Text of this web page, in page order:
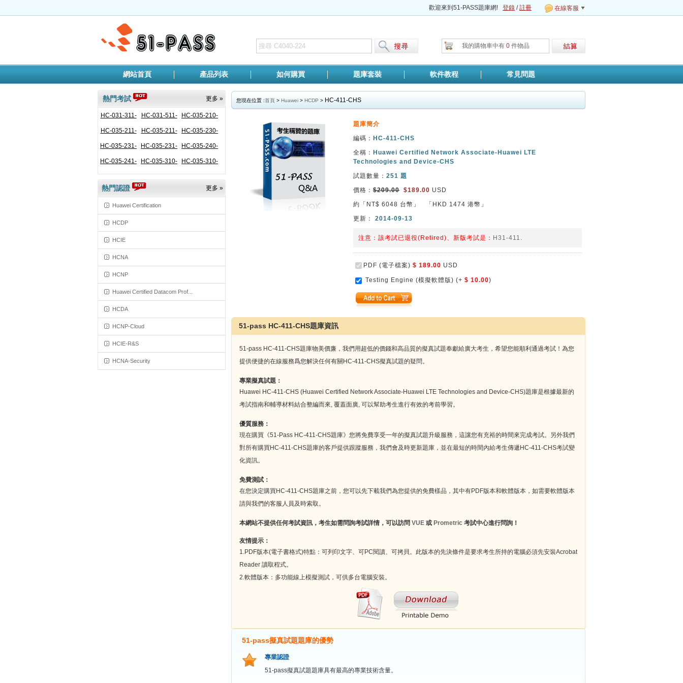
在線客服
歡迎來到51-PASS題庫網! 登錄 /註冊
我的購物車中有 0件物品
網站首頁 產品列表 如何購買 題庫套裝 軟件教程 常見問題
更多 »
熱門考試
HC-031-311-
ENU
HC-031-511-
ENU
HC-035-210-
ENU
HC-035-211-
CHS
HC-035-211-
ENU
HC-035-230-
ENU
HC-035-231-
CHS
HC-035-231-
ENU
HC-035-240-
ENU
HC-035-241-
ENU
HC-035-310-
CHS
HC-035-310-
ENU
更多 »
熱門認證
Huawei Certification
HCDP
HCIE
HCNA
HCNP
Huawei Certified Datacom Prof...
HCDA
HCNP-Cloud
HCIE-R&S
HCNA-Security
您現在位置 :首頁 > Huawei > HCDP > HC-411-CHS
題庫簡介
編碼： HC-411-CHS
全稱： Huawei Certified Network Associate-Huawei LTE
Technologies and Device-CHS
試題數量： 251 題
價格： $209.00 $189.00 USD
約「NT$ 6048 台幣」 「HKD 1474 港幣」
更新：
2014-09-13
注意：該考試已退役(Retired)、新版考試是： H31-411 .
PDF (電子檔案) $ 189.00 USD
Testing Engine (模擬軟體版) (+ $ 10.00)
51-pass HC-411-CHS題庫資訊
51-pass HC-411-CHS題庫物美價廉，我們用超低的價錢和高品質的擬真試題奉獻給廣大考生，希望您能順利通過考試！為您
提供便捷的在線服務爲您解決任何有關HC-411-CHS擬真試題的疑問。
專業擬真試題：
Huawei HC-411-CHS (Huawei Certified Network Associate-Huawei LTE Technologies and Device-CHS)題庫是根據最新的
考試指南和輔導材料結合整編而來, 覆蓋面廣, 可以幫助考生進行有效的考前學習。
優質服務：
現在購買《51-Pass HC-411-CHS題庫》您將免費享受一年的擬真試題升級服務，這讓您有充裕的時間來完成考試。另外我們
對所有購買HC-411-CHS題庫的客戶提供跟蹤服務，我們會及時更新題庫，並在最短的時間內給考生傳遞HC-411-CHS考試變
化資訊。
免費測試：
在您決定購買HC-411-CHS題庫之前，您可以先下載我們為您提供的免費樣品，其中有PDF版本和軟體版本，如需要軟體版本
請與我們的客服人員及時索取。
本網站不提供任何考試資訊，考生如需問詢考試詳情，可以訪問 VUE 或 Prometric 考試中心進行問詢！
友情提示：
1.PDF版本(電子書格式)特點：可列印文字、可PC閱讀、可拷貝。此版本的先決條件是要求考生所持的電腦必須先安裝Acrobat
Reader 讀取程式。
2.軟體版本：多功能線上模擬測試，可供多台電腦安裝。
51-pass擬真試題題庫的優勢
專業認證
51-pass擬真試題題庫具有最高的專業技術含量。